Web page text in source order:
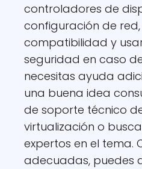
controladores de
configuración de
compatibilidad y
seguridad en caso
necesitas ayuda
una buena idea
de soporte técnico
virtualización o
expertos en el tema.
adecuadas, puedes